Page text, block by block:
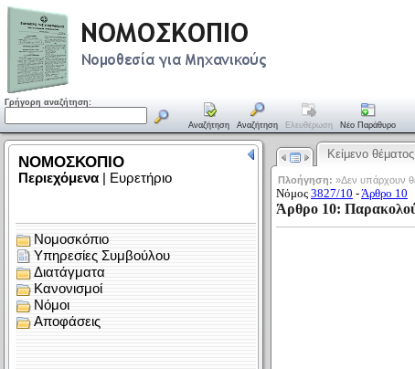
Γρήγορη αναζήτηση:
Αναζήτηση Αναζήτηση Ελευθέρωση Νέο Παράθυρο
Κείμενο θέματος